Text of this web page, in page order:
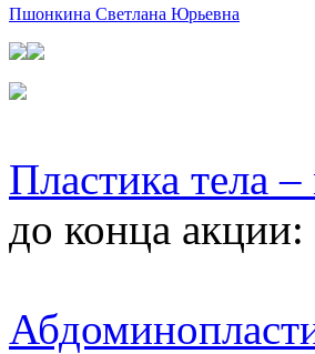
Пшонкина Светлана Юрьевна
Пластика тела
до конца акции: